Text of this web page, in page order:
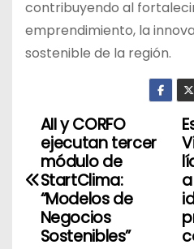
contribuyendo al
emprendimiento, la
sostenible de la región.
N
a
AII y CORFO
ejecutan tercer
módulo de
StartClima:
“Modelos de
Negocios
Sostenibles”